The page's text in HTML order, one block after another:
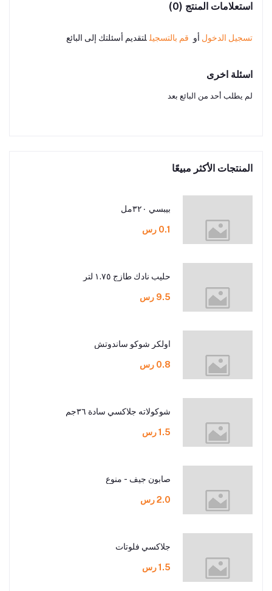
استعلامات المنتج (0)
تسجيل الدخول أو قم بالتسجيل لتقديم أسئلتك إلى البائع
اسئلة اخرى
لم يطلب أحد من البائع بعد
المنتجات الأكثر مبيعًا
بيبسي ٣٢٠مل
0.1 رس
حليب نادك طازج ١.٧٥ لتر
9.5 رس
اولكر شوكو ساندوتش
0.8 رس
شوكولاته جلاكسي سادة ٣٦جم
1.5 رس
صابون جيف - منوع
2.0 رس
جلاكسي فلوتات
1.5 رس